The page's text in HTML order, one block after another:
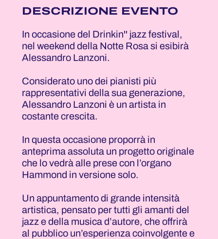
DESCRIZIONE EVENTO
In occasione del Drinkin'' jazz festival,
nel weekend della Notte Rosa si esibirà
Alessandro Lanzoni.
Considerato uno dei pianisti più
rappresentativi della sua generazione,
Alessandro Lanzoni è un artista in
costante crescita.
In questa occasione proporrà in
anteprima assoluta un progetto originale
che lo vedrà alle prese con l’organo
Hammond in versione solo.
Un appuntamento di grande intensità
artistica, pensato per tutti gli amanti del
jazz e della musica d’autore, che offrirà
al pubblico un’esperienza coinvolgente e